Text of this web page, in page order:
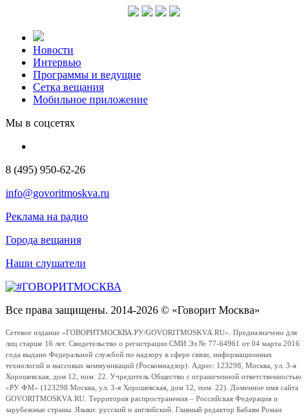
Новости
Интервью
Программы и ведущие
Сетка вещания
Мобильное приложение
Мы в соцсетях
8 (495) 950-62-26
info@govoritmoskva.ru
Реклама на радио
Города вещания
Наши слушатели
Все права защищены. 2014-2026 © «Говорит Москва»
Сетевое издание «ГОВОРИТМОСКВА.РУ/GOVORITMOSKVA.RU». Предназначено для
лиц старше 16 лет. Свидетельство о регистрации СМИ Эл № 77-64961 от 04 марта 2016
года выдано Федеральной службой по надзору в сфере связи, информационных
технологий и массовых коммуникаций (Роскомнадзор). Адрес: 123298, Москва, ул. 3-я
Хорошевская, дом 12, пом. 22. Учредитель Общество с ограниченной ответственностью
«РУ ФМ» (123298 Москва, ул. 3-я Хорошевская, дом 12, пом. 22). Доменное имя сайта
GOVORITMOSKVA.RU. Территория распространения – Российская Федерация и
зарубежные страны. Языки: русский и английский. Главный редактор Бабаян Роман